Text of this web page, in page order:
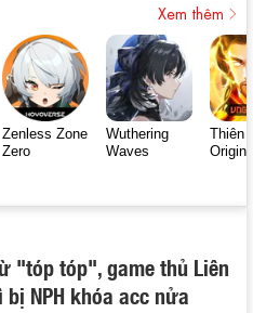
Xem thêm
Zenless Zone
Zero
Wuthering
Waves
Thiên
Origin
"tóp tóp", game thủ Liên
NPH khóa acc nửa